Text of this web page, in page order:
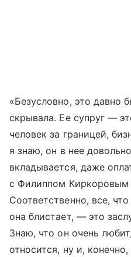
«Безусловно, это давно
скрывала. Ее супруг —
человек за границей,
я знаю, он в нее
вкладывается, даже
с Филиппом
Соответственно, все,
она блистает, — это
Знаю, что он очень
относится, ну и,